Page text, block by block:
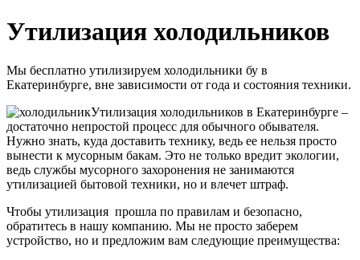
Утилизация холодильников
Мы бесплатно утилизируем холодильники бу в
Екатеринбурге, вне зависимости от года и состояния техники.
Утилизация холодильников в Екатеринбурге –
достаточно непростой процесс для обычного обывателя.
Нужно знать, куда доставить технику, ведь ее нельзя просто
вынести к мусорным бакам. Это не только вредит экологии,
ведь службы мусорного захоронения не занимаются
утилизацией бытовой техники, но и влечет штраф.
Чтобы утилизация прошла по правилам и безопасно,
обратитесь в нашу компанию. Мы не просто заберем
устройство, но и предложим вам следующие преимущества: